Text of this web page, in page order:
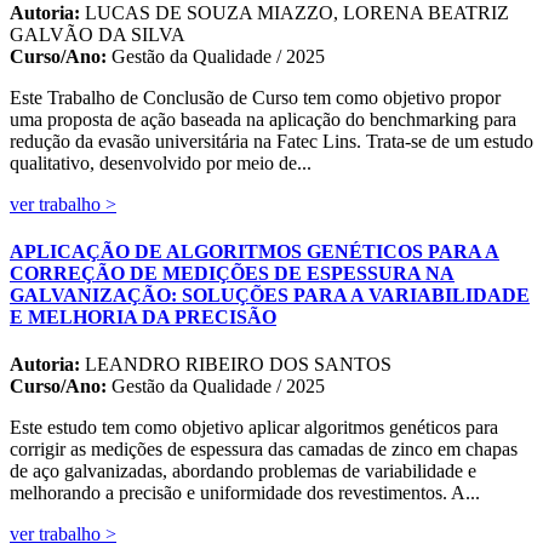
Autoria: LUCAS DE SOUZA MIAZZO, LORENA BEATRIZ
GALVÃO DA SILVA
Curso/Ano: Gestão da Qualidade / 2025
Este Trabalho de Conclusão de Curso tem como objetivo propor
uma proposta de ação baseada na aplicação do benchmarking para
redução da evasão universitária na Fatec Lins. Trata-se de um estudo
qualitativo, desenvolvido por meio de...
ver trabalho >
APLICAÇÃO DE ALGORITMOS GENÉTICOS PARA A
CORREÇÃO DE MEDIÇÕES DE ESPESSURA NA
GALVANIZAÇÃO: SOLUÇÕES PARA A VARIABILIDADE
E MELHORIA DA PRECISÃO
Autoria: LEANDRO RIBEIRO DOS SANTOS
Curso/Ano: Gestão da Qualidade / 2025
Este estudo tem como objetivo aplicar algoritmos genéticos para
corrigir as medições de espessura das camadas de zinco em chapas
de aço galvanizadas, abordando problemas de variabilidade e
melhorando a precisão e uniformidade dos revestimentos. A...
ver trabalho >